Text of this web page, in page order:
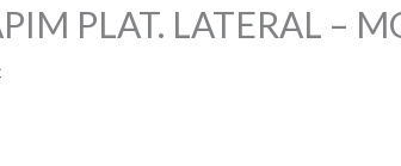
PLAT. LATERAL –